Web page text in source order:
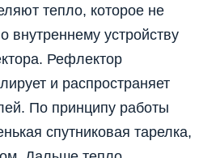
тепло, которое не
внутреннему устройству
Рефлектор
и распространяет
По принципу работы
спутниковая тарелка,